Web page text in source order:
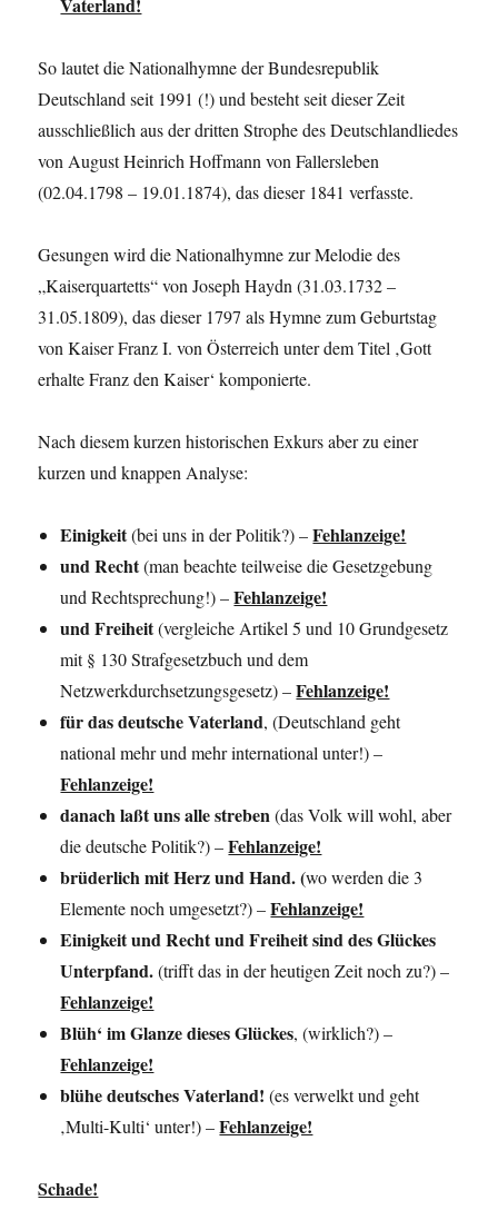
So lautet die Nationalhymne der Bundesrepublik
Deutschland seit 1991 (!) und besteht seit dieser Zeit
ausschließlich aus der dritten Strophe des Deutschlandliedes
von August Heinrich Hoffmann von Fallersleben
(02.04.1798 – 19.01.1874), das dieser 1841 verfasste.
Gesungen wird die Nationalhymne zur Melodie des
„Kaiserquartetts“ von Joseph Haydn (31.03.1732 –
31.05.1809), das dieser 1797 als Hymne zum Geburtstag
von Kaiser Franz I. von Österreich unter dem Titel ‚Gott
erhalte Franz den Kaiser‘ komponierte.
Nach diesem kurzen historischen Exkurs aber zu einer
kurzen und knappen Analyse:
Einigkeit(bei uns in der Politik?) –Fehlanzeige!
und Recht(man beachte teilweise die Gesetzgebung
und Rechtsprechung!) –Fehlanzeige!
und Freiheit(vergleiche Artikel 5 und 10 Grundgesetz
mit § 130 Strafgesetzbuch und dem
Netzwerkdurchsetzungsgesetz) –Fehlanzeige!
für das deutsche Vaterland, (Deutschland geht
national mehr und mehr international unter!) –
Fehlanzeige!
danach laßt uns alle streben(das Volk will wohl, aber
die deutsche Politik?) –Fehlanzeige!
brüderlich mit Herz und Hand. (wo werden die 3
Elemente noch umgesetzt?) –Fehlanzeige!
Einigkeit und Recht und Freiheit sind des Glückes
Unterpfand.(trifft das in der heutigen Zeit noch zu?) –
Fehlanzeige!
Blüh‘ im Glanze dieses Glückes, (wirklich?) –
Fehlanzeige!
blühe deutsches Vaterland! (es verwelkt und geht
‚Multi-Kulti‘ unter!) –Fehlanzeige!
Schade!